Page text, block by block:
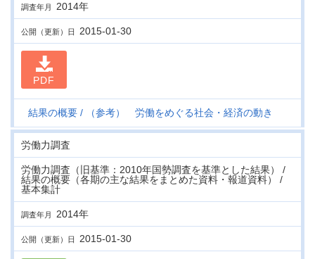
調査年月 2014年
公開（更新）日 2015-01-30
PDF
結果の概要 （参考） 労働をめぐる社会・経済の動き
労働力調査
労働力調査（旧基準：2010年国勢調査を基準とした結果） /
結果の概要（各期の主な結果をまとめた資料・報道資料） /
基本集計
調査年月 2014年
公開（更新）日 2015-01-30